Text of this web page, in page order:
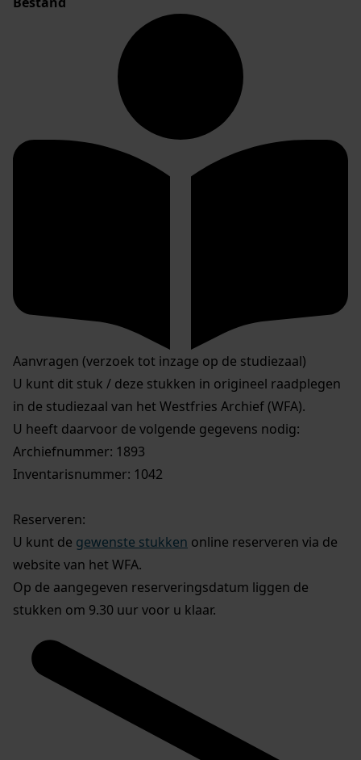
Aanvragen (verzoek tot inzage op de studiezaal)
U kunt dit stuk / deze stukken in origineel raadplegen
in de studiezaal van het Westfries Archief (WFA).
U heeft daarvoor de volgende gegevens nodig:
Archiefnummer: 1893
Inventarisnummer: 1042
Reserveren:
U kunt de gewenste stukken online reserveren via de
website van het WFA.
Op de aangegeven reserveringsdatum liggen de
stukken om 9.30 uur voor u klaar.